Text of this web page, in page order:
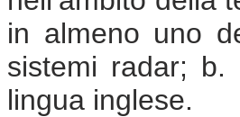
in almeno uno
sistemi radar; b.
lingua inglese.